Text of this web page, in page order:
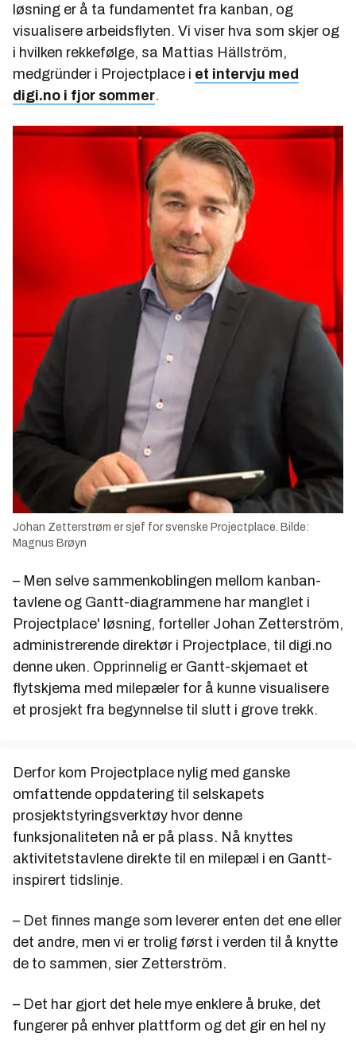
løsning er å ta fundamentet fra kanban, og
visualisere arbeidsflyten. Vi viser hva som skjer og
i hvilken rekkefølge, sa Mattias Hällström,
medgründer i Projectplace i et intervju med
digi.no i fjor sommer.
Johan Zetterstrøm er sjef for svenske Projectplace. Bilde:
Magnus Brøyn
– Men selve sammenkoblingen mellom kanban-
tavlene og Gantt-diagrammene har manglet i
Projectplace' løsning, forteller Johan Zetterström,
administrerende direktør i Projectplace, til digi.no
denne uken. Opprinnelig er Gantt-skjemaet et
flytskjema med milepæler for å kunne visualisere
et prosjekt fra begynnelse til slutt i grove trekk.
Derfor kom Projectplace nylig med ganske
omfattende oppdatering til selskapets
prosjektstyringsverktøy hvor denne
funksjonaliteten nå er på plass. Nå knyttes
aktivitetstavlene direkte til en milepæl i en Gantt-
inspirert tidslinje.
– Det finnes mange som leverer enten det ene eller
det andre, men vi er trolig først i verden til å knytte
de to sammen, sier Zetterström.
– Det har gjort det hele mye enklere å bruke, det
fungerer på enhver plattform og det gir en hel ny